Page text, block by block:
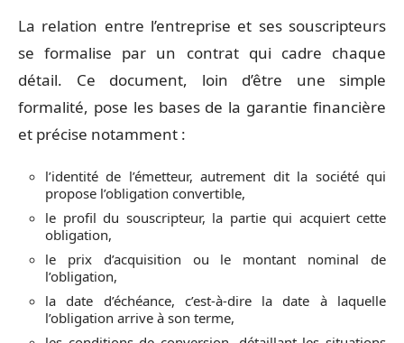
La relation entre l’entreprise et ses souscripteurs
se formalise par un contrat qui cadre chaque
détail. Ce document, loin d’être une simple
formalité, pose les bases de la garantie financière
et précise notamment :
l’identité de l’émetteur, autrement dit la société qui
propose l’obligation convertible,
le profil du souscripteur, la partie qui acquiert cette
obligation,
le prix d’acquisition ou le montant nominal de
l’obligation,
la date d’échéance, c’est-à-dire la date à laquelle
l’obligation arrive à son terme,